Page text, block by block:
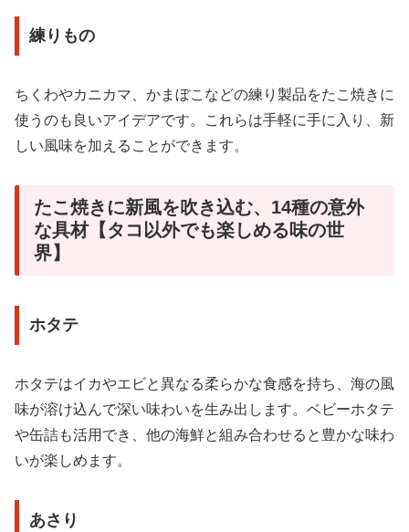
練りもの
ちくわやカニカマ、かまぼこなどの練り製品をたこ焼きに
使うのも良いアイデアです。これらは手軽に手に入り、新
しい風味を加えることができます。
たこ焼きに新風を吹き込む、14種の意外
な具材【タコ以外でも楽しめる味の世
界】
ホタテ
ホタテはイカやエビと異なる柔らかな食感を持ち、海の風
味が溶け込んで深い味わいを生み出します。ベビーホタテ
や缶詰も活用でき、他の海鮮と組み合わせると豊かな味わ
いが楽しめます。
あさり